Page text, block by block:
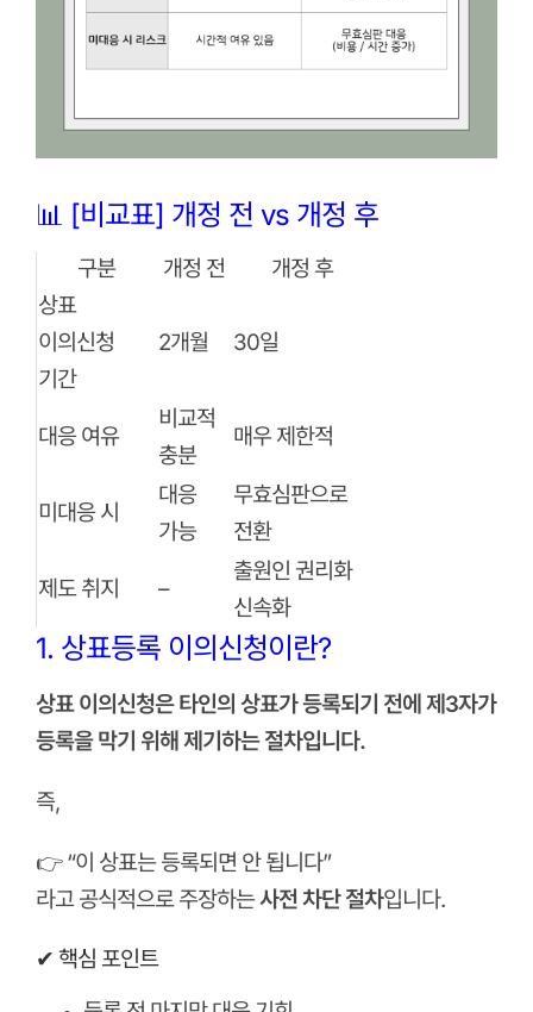
📊 [비교표] 개정 전 vs 개정 후
구분 개정 전
개정 후
상표
이의신청
기간
2개월 30일
대응 여유
비교적
충분
매우 제한적
미대응 시
대응
가능
무효심판으로
전환
제도 취지 –
출원인 권리화
신속화
1. 상표등록 이의신청이란?
상표 이의신청은 타인의 상표가 등록되기 전에 제3자가
등록을 막기 위해 제기하는 절차입니다.
즉,
👉 “이 상표는 등록되면 안 됩니다”
라고 공식적으로 주장하는사전 차단 절차입니다.
✔ 핵심 포인트